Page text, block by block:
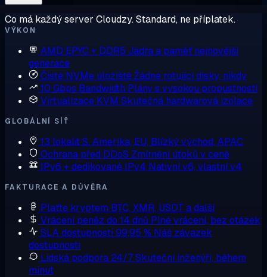
Co má každý server Cloudzy. Standard, ne příplatek.
VÝKON
AMD EPYC + DDR5 Jádra a paměť nejnovější
generace
Čisté NVMe úložištěŽádné rotující disky, nikdy
10 Gbps Bandwidth Plány s vysokou propustností
Virtualizace KVM Skutečná hardwarová izolace
GLOBÁLNÍ SÍŤ
13 lokalitS. Amerika, EU, Blízký východ, APAC
Ochrana před DDoS Zmírnění útoků v ceně
IPv6 + dedikované IPv4 Nativní v6, vlastní v4
FAKTURACE A DŮVĚRA
Plaťte kryptem BTC, XMR, USDT a další
Vrácení peněz do 14 dnů Plné vrácení, bez otázek
SLA dostupnosti 99,95 % Náš závazek
dostupnosti
Lidská podpora 24/7Skuteční inženýři, během
minut